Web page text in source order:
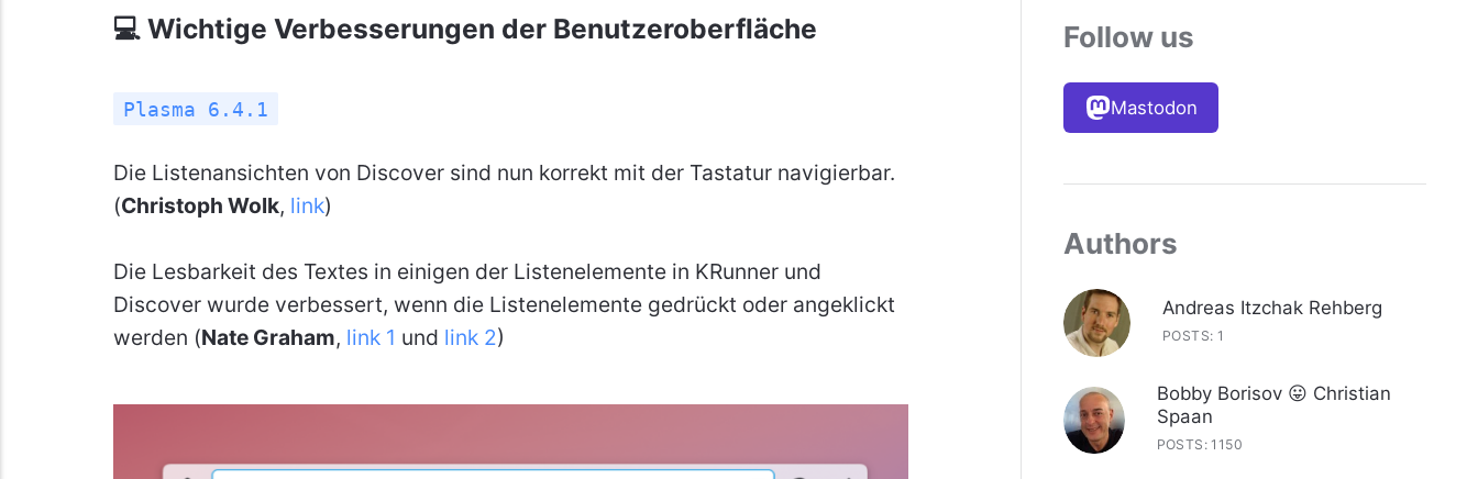
💻 Wichtige Verbesserungen der Benutzeroberfläche
Plasma 6.4.1
Die Listenansichten von Discover sind nun korrekt mit der Tastatur navigierbar.
(Christoph Wolk, link)
Die Lesbarkeit des Textes in einigen der Listenelemente in KRunner und
Discover wurde verbessert, wenn die Listenelemente gedrückt oder angeklickt
werden (Nate Graham, link 1 und link 2)
Follow us
Mastodon
Authors
Andreas Itzchak Rehberg
POSTS: 1
Bobby Borisov 😛 Christian
Spaan
POSTS: 1150